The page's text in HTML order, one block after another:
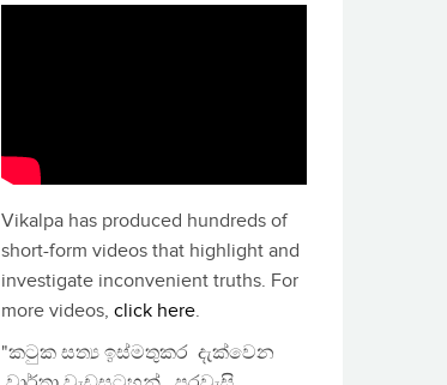
Vikalpa has produced hundreds of
short-form videos that highlight and
investigate inconvenient truths. For
more videos, click here.
"කටුක සත්‍ය ඉස්මතුකර දැක්වෙන